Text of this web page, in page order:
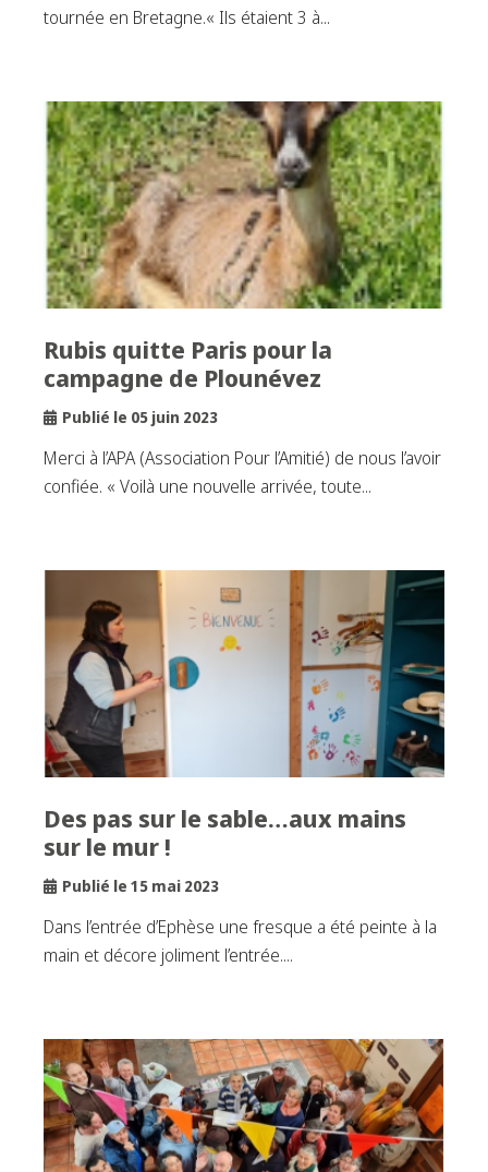
tournée en Bretagne.« Ils étaient 3 à...
Rubis quitte Paris pour la
campagne de Plounévez
Publié le 05 juin 2023
Merci à l’APA (Association Pour l’Amitié) de nous l’avoir
confiée. « Voilà une nouvelle arrivée, toute...
Des pas sur le sable…aux mains
sur le mur !
Publié le 15 mai 2023
Dans l’entrée d’Ephèse une fresque a été peinte à la
main et décore joliment l’entrée....